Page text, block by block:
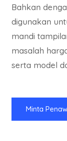
Bahkan
digunakan
mandi
masalah
serta model
Minta